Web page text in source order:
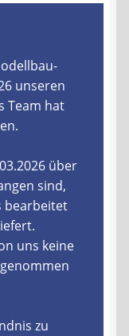
unseren
Team hat
über
sind,
bearbeitet
uns keine
zu